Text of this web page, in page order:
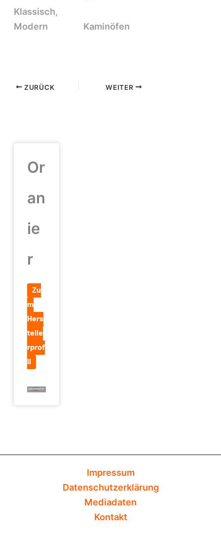
Klassisch,
Modern
Kaminöfen
ZURÜCK WEITER
Or
an
ie
r
Zu
m
Hers
telle
rprof
il
Impressum
Datenschutzerklärung
Mediadaten
Kontakt